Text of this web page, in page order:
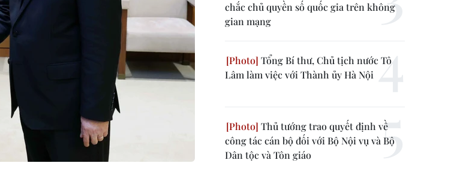
chắc chủ quyền số quốc gia trên không
gian mạng
Tổng Bí thư, Chủ tịch nước Tô
Lâm làm việc với Thành ủy Hà Nội
Thủ tướng trao quyết định về
công tác cán bộ đối với Bộ Nội vụ và Bộ
Dân tộc và Tôn giáo